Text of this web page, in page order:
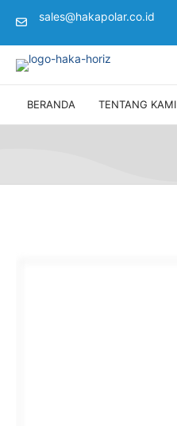
sales@hakapolar.co.id
(opens in new tab)
BERANDA TENTANG KAMI